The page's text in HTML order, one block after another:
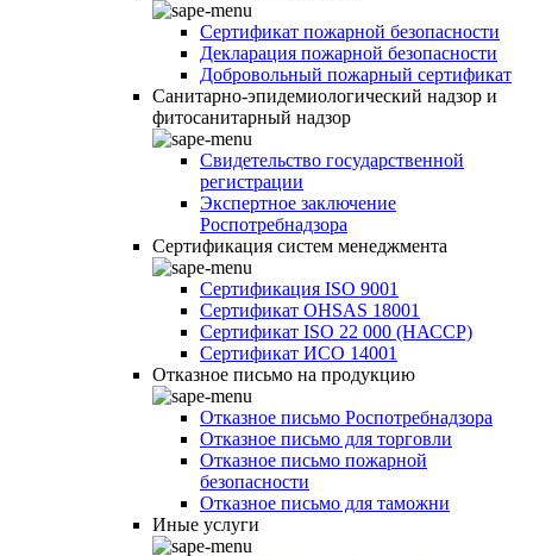
Сертификат пожарной безопасности
Декларация пожарной безопасности
Добровольный пожарный сертификат
Санитарно-эпидемиологический надзор и
фитосанитарный надзор
Свидетельство государственной
регистрации
Экспертное заключение
Роспотребнадзора
Сертификация систем менеджмента
Сертификация ISO 9001
Сертификат OHSAS 18001
Сертификат ISO 22 000 (НАССР)
Сертификат ИСО 14001
Отказное письмо на продукцию
Отказное письмо Роспотребнадзора
Отказное письмо для торговли
Отказное письмо пожарной
безопасности
Отказное письмо для таможни
Иные услуги